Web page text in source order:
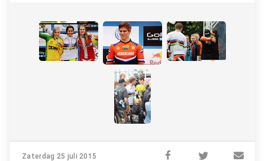
Zaterdag 25 juli 2015